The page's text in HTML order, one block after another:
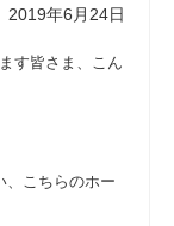
2019年6月24日
す皆さま、こん
、こちらのホー